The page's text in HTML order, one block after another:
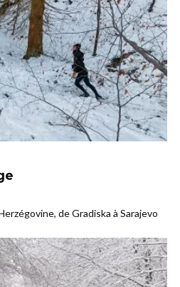
de Gradiska à Sarajevo